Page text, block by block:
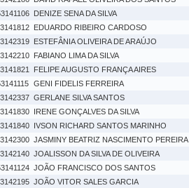
DENIZE SENA DA SILVA
EDUARDO RIBEIRO CARDOSO
ESTEFÂNIA OLIVEIRA DE ARAÚJO
FABIANO LIMA DA SILVA
FELIPE AUGUSTO FRANÇA AIRES
GENI FIDELIS FERREIRA
GERLANE SILVA SANTOS
IRENE GONÇALVES DA SILVA
IVSON RICHARD SANTOS MARINHO
JASMINY BEATRIZ NASCIMENTO PEREIRA
JOALISSON DA SILVA DE OLIVEIRA
JOÃO FRANCISCO DOS SANTOS
JOÃO VITOR SALES GARCIA